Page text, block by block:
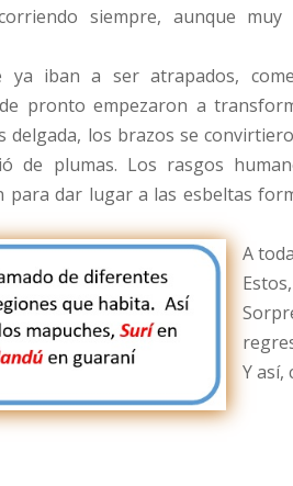
siempre, aunque muy
ya iban a ser atrapados,
pronto empezaron a
delgada, los brazos se
de plumas. Los rasgos
para dar lugar a las esbeltas
A
Y